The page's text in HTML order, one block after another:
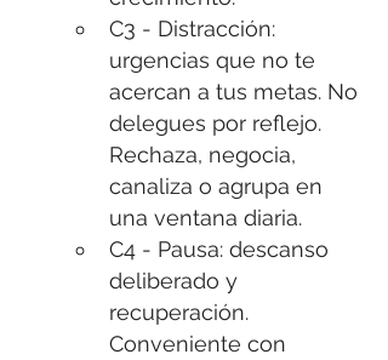
C3 - Distracción:
urgencias que no te
acercan a tus metas. No
delegues por reflejo.
Rechaza, negocia,
canaliza o agrupa en
una ventana diaria.
C4 - Pausa: descanso
deliberado y
recuperación.
Conveniente con